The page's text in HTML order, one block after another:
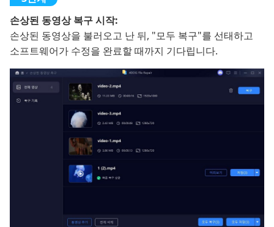
손상된 동영상 복구 시작:
손상된 동영상을 불러오고 난 뒤, "모두 복구"를 선태하고
소프트웨어가 수정을 완료할 때까지 기다립니다.